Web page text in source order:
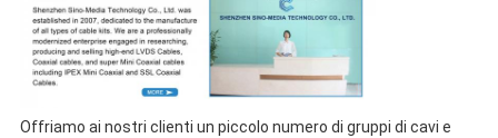
Offriamo ai nostri clienti un piccolo numero di gruppi di cavi e